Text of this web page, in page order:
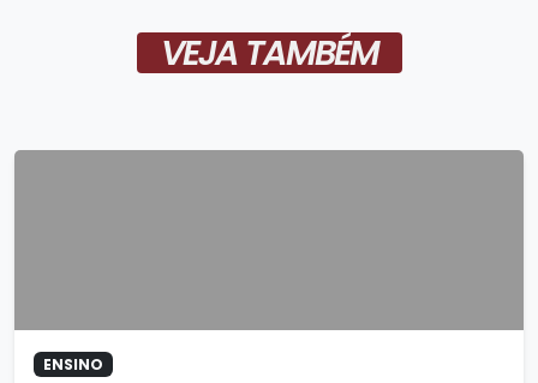
VEJA TAMBÉM
ENSINO